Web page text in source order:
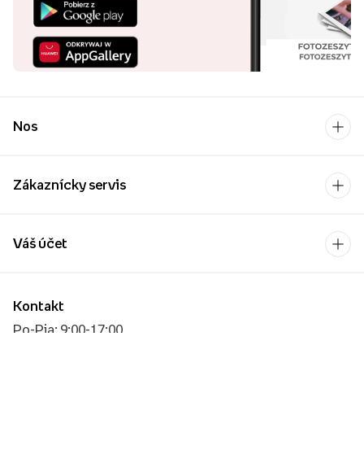
Nos
Zákaznícky servis
Kontakt
Po-Pia: 9:00-17:00
Váš účet